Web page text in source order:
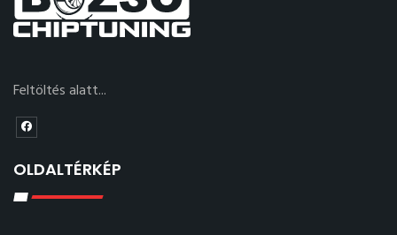
Feltöltés alatt...
OLDALTÉRKÉP